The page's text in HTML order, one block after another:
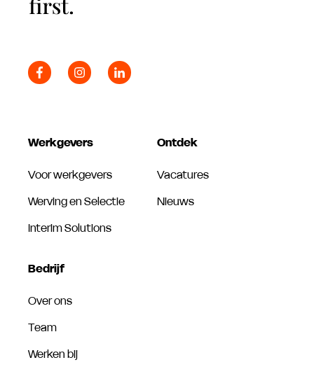
Werkgevers
Voor werkgevers
Werving en Selectie
Interim Solutions
Ontdek
Vacatures
Nieuws
Bedrijf
Over ons
Team
Werken bij